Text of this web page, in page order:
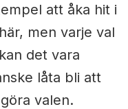
att åka hit i
men varje val
det vara
låta bli att
valen.